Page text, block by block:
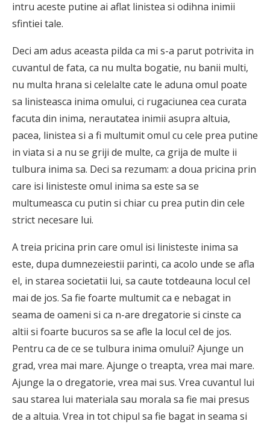
intru aceste putine ai aflat linistea si odihna inimii
sfintiei tale.
Deci am adus aceasta pilda ca mi s-a parut potrivita in
cuvantul de fata, ca nu multa bogatie, nu banii multi,
nu multa hrana si celelalte cate le aduna omul poate
sa linisteasca inima omului, ci rugaciunea cea curata
facuta din inima, nerautatea inimii asupra altuia,
pacea, linistea si a fi multumit omul cu cele prea putine
in viata si a nu se griji de multe, ca grija de multe ii
tulbura inima sa. Deci sa rezumam: a doua pricina prin
care isi linisteste omul inima sa este sa se
multumeasca cu putin si chiar cu prea putin din cele
strict necesare lui.
A treia pricina prin care omul isi linisteste inima sa
este, dupa dumnezeiestii parinti, ca acolo unde se afla
el, in starea societatii lui, sa caute totdeauna locul cel
mai de jos. Sa fie foarte multumit ca e nebagat in
seama de oameni si ca n-are dregatorie si cinste ca
altii si foarte bucuros sa se afle la locul cel de jos.
Pentru ca de ce se tulbura inima omului? Ajunge un
grad, vrea mai mare. Ajunge o treapta, vrea mai mare.
Ajunge la o dregatorie, vrea mai sus. Vrea cuvantul lui
sau starea lui materiala sau morala sa fie mai presus
de a altuia. Vrea in tot chipul sa fie bagat in seama si